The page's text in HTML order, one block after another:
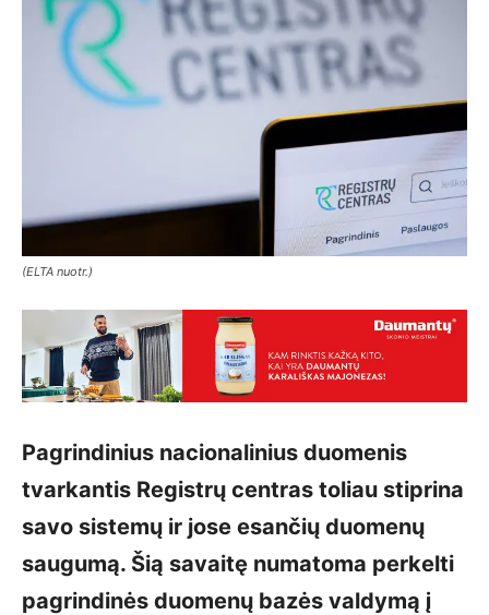
(ELTA nuotr.)
Pagrindinius nacionalinius duomenis
tvarkantis Registrų centras toliau stiprina
savo sistemų ir jose esančių duomenų
saugumą. Šią savaitę numatoma perkelti
pagrindinės duomenų bazės valdymą į